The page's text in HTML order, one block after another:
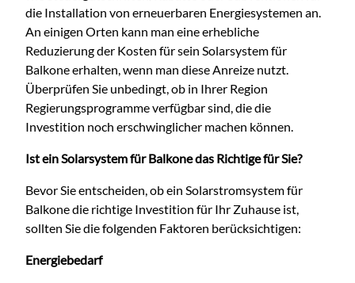
die Installation von erneuerbaren Energiesystemen an.
An einigen Orten kann man eine erhebliche
Reduzierung der Kosten für sein Solarsystem für
Balkone erhalten, wenn man diese Anreize nutzt.
Überprüfen Sie unbedingt, ob in Ihrer Region
Regierungsprogramme verfügbar sind, die die
Investition noch erschwinglicher machen können.
Ist ein Solarsystem für Balkone das Richtige für Sie?
Bevor Sie entscheiden, ob ein Solarstromsystem für
Balkone die richtige Investition für Ihr Zuhause ist,
sollten Sie die folgenden Faktoren berücksichtigen:
Energiebedarf